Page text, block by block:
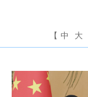
【 中 大